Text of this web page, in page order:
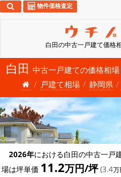
白田の中古一戸建て価格
物件価格査定
白田 中古一戸建ての価格相場
戸建て相場
静岡県
2026年における白田の中古一戸
場は坪単価 11.2万円/坪(3.4万